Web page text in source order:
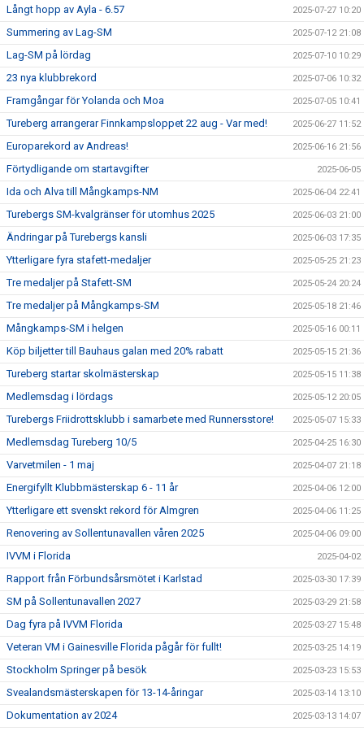
Långt hopp av Ayla - 6.57 2025-07-27 10:20
Summering av Lag-SM 2025-07-12 21:08
Lag-SM på lördag 2025-07-10 10:29
23 nya klubbrekord 2025-07-06 10:32
Framgångar för Yolanda och Moa 2025-07-05 10:41
Tureberg arrangerar Finnkampsloppet 22 aug - Var med! 2025-06-27 11:52
Europarekord av Andreas! 2025-06-16 21:56
Förtydligande om startavgifter 2025-06-05
Ida och Alva till Mångkamps-NM 2025-06-04 22:41
Turebergs SM-kvalgränser för utomhus 2025 2025-06-03 21:00
Ändringar på Turebergs kansli 2025-06-03 17:35
Ytterligare fyra stafett-medaljer 2025-05-25 21:23
Tre medaljer på Stafett-SM 2025-05-24 20:24
Tre medaljer på Mångkamps-SM 2025-05-18 21:46
Mångkamps-SM i helgen 2025-05-16 00:11
Köp biljetter till Bauhaus galan med 20% rabatt 2025-05-15 21:36
Tureberg startar skolmästerskap 2025-05-15 11:38
Medlemsdag i lördags 2025-05-12 20:05
Turebergs Friidrottsklubb i samarbete med Runnersstore! 2025-05-07 15:33
Medlemsdag Tureberg 10/5 2025-04-25 16:30
Varvetmilen - 1 maj 2025-04-07 21:18
Energifyllt Klubbmästerskap 6 - 11 år 2025-04-06 12:00
Ytterligare ett svenskt rekord för Almgren 2025-04-06 11:25
Renovering av Sollentunavallen våren 2025 2025-04-06 09:00
IVVM i Florida 2025-04-02
Rapport från Förbundsårsmötet i Karlstad 2025-03-30 17:39
SM på Sollentunavallen 2027 2025-03-29 21:58
Dag fyra på IVVM Florida 2025-03-27 15:48
Veteran VM i Gainesville Florida pågår för fullt! 2025-03-25 14:19
Stockholm Springer på besök 2025-03-23 15:53
Svealandsmästerskapen för 13-14-åringar 2025-03-14 13:10
Dokumentation av 2024 2025-03-13 14:07